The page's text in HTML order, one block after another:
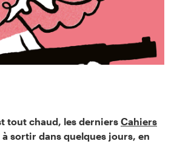
tout chaud, les derniers Cahiers
sortir dans quelques jours, en